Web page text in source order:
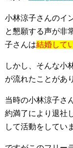
小林涼子さんのイ
と懇願する声が非
子さんは結婚して
しかし、そんな小
が流れたことがあ
当時の小林涼子さ
約満了により退社
して活動をしてい